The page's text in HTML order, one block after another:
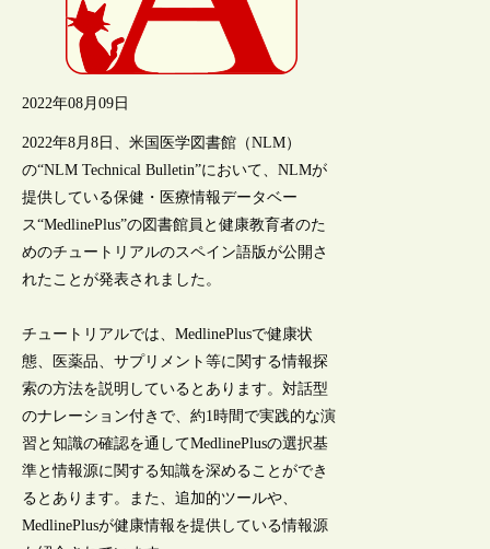
2022年08月09日
2022年8月8日、米国医学図書館（NLM）
の“NLM Technical Bulletin”において、NLMが
提供している保健・医療情報データベー
ス“MedlinePlus”の図書館員と健康教育者のた
めのチュートリアルのスペイン語版が公開さ
れたことが発表されました。
チュートリアルでは、MedlinePlusで健康状
態、医薬品、サプリメント等に関する情報探
索の方法を説明しているとあります。対話型
のナレーション付きで、約1時間で実践的な演
習と知識の確認を通してMedlinePlusの選択基
準と情報源に関する知識を深めることができ
るとあります。また、追加的ツールや、
MedlinePlusが健康情報を提供している情報源